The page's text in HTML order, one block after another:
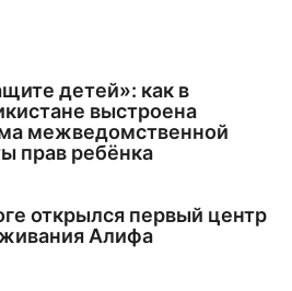
детей»: как в
выстроена
межведомственной
прав ребёнка
открылся первый центр
Алифа